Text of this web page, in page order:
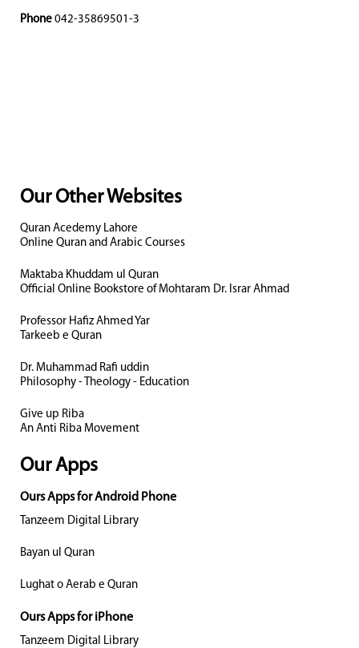
Phone 042-35869501-3
Our Other Websites
Quran Acedemy Lahore
Online Quran and Arabic Courses
Maktaba Khuddam ul Quran
Official Online Bookstore of Mohtaram Dr. Israr Ahmad
Professor Hafiz Ahmed Yar
Tarkeeb e Quran
Dr. Muhammad Rafi uddin
Philosophy - Theology - Education
Give up Riba
An Anti Riba Movement
Our Apps
Ours Apps for Android Phone
Tanzeem Digital Library
Bayan ul Quran
Lughat o Aerab e Quran
Ours Apps for iPhone
Tanzeem Digital Library